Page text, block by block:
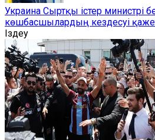
Украина Сыртқы істер министрі
көшбасшылардың кездесуі
Іздеу